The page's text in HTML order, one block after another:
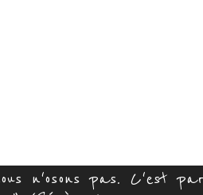
n'osons pas. C'est